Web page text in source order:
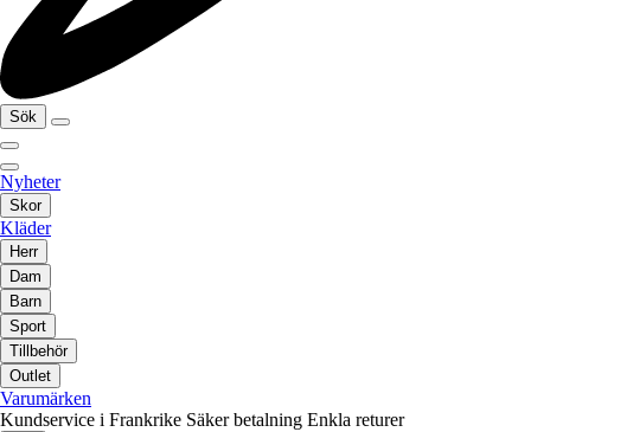
Sök
Nyheter
Skor
Kläder
Herr
Dam
Barn
Sport
Tillbehör
Outlet
Varumärken
Kundservice i Frankrike Säker betalning Enkla returer